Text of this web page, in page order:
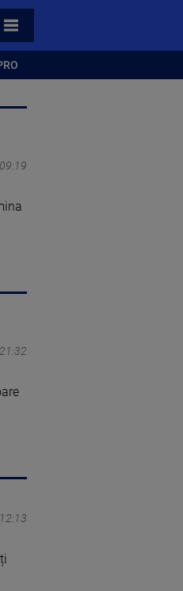
TOATE CATEGORIILE